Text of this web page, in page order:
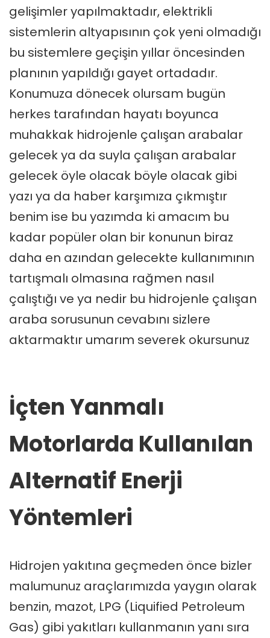
gelişimler yapılmaktadır, elektrikli
sistemlerin altyapısının çok yeni olmadığı
bu sistemlere geçişin yıllar öncesinden
planının yapıldığı gayet ortadadır.
Konumuza dönecek olursam bugün
herkes tarafından hayatı boyunca
muhakkak hidrojenle çalışan arabalar
gelecek ya da suyla çalışan arabalar
gelecek öyle olacak böyle olacak gibi
yazı ya da haber karşımıza çıkmıştır
benim ise bu yazımda ki amacım bu
kadar popüler olan bir konunun biraz
daha en azından gelecekte kullanımının
tartışmalı olmasına rağmen nasıl
çalıştığı ve ya nedir bu hidrojenle çalışan
araba sorusunun cevabını sizlere
aktarmaktır umarım severek okursunuz
İçten Yanmalı
Motorlarda Kullanılan
Alternatif Enerji
Yöntemleri
Hidrojen yakıtına geçmeden önce bizler
malumunuz araçlarımızda yaygın olarak
benzin, mazot, LPG (Liquified Petroleum
Gas) gibi yakıtları kullanmanın yanı sıra